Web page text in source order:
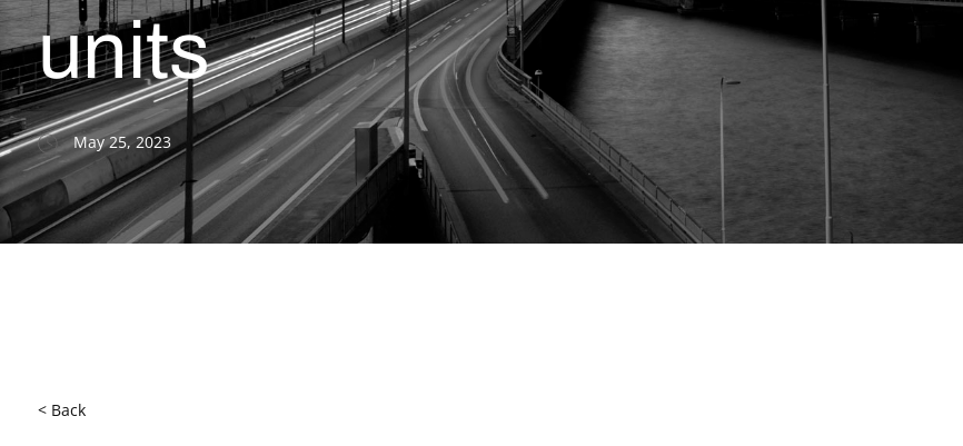
units
May 25, 2023
< Back